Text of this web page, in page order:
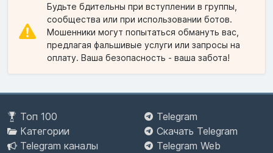
Будьте бдительны при вступлении в группы,
сообщества или при использовании ботов.
Мошенники могут попытаться обмануть вас,
предлагая фальшивые услуги или запросы на
оплату. Ваша безопасность - ваша забота!
Топ 100
Категории
Telegram каналы
Telegram
Скачать Telegram
Telegram Web